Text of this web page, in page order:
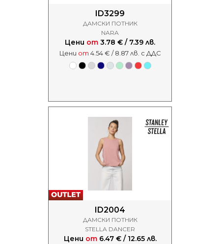
ID3299
ДАМСКИ ПОТНИК
NARA
Цени от 3.78 € / 7.39 лв.
Цени от 4.54 € / 8.87 лв. с ДДС
ID2004
ДАМСКИ ПОТНИК
STELLA DANCER
Цени от6.47 € / 12.65 лв.